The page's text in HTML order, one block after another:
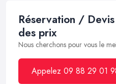
Réservation /
des prix
Nous cherchons pour vous le
Appelez 09 88 29 01